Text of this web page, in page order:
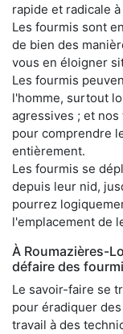
rapide et radicale
Les fourmis sont
de bien des
vous en éloigner
Les fourmis
l'homme, surtout
agressives ; et
pour comprendre
entièrement.
Les fourmis se
depuis leur nid,
pourrez
l'emplacement de
À Roumazières-
défaire des
Le savoir-faire se
pour éradiquer
travail à des